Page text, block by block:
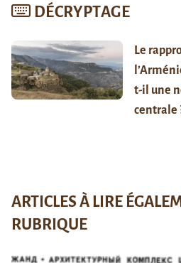
DÉCRYPTAGE
Le
t-il une
centrale
ARTICLES À LIRE
RUBRIQUE